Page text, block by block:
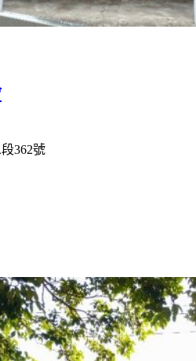
362號